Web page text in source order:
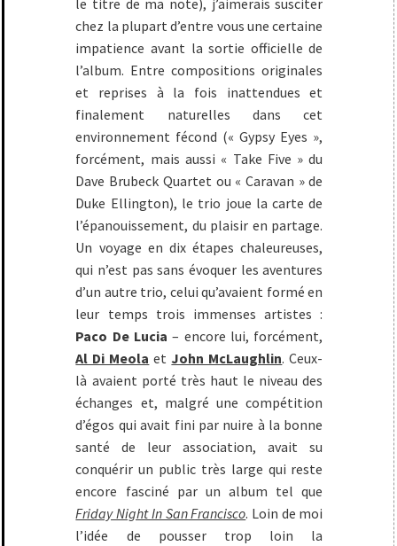
le titre de ma note), j’aimerais susciter
chez la plupart d’entre vous une certaine
impatience avant la sortie officielle de
l’album. Entre compositions originales
et reprises à la fois inattendues et
finalement naturelles dans cet
environnement fécond (« Gypsy Eyes »,
forcément, mais aussi « Take Five » du
Dave Brubeck Quartet ou « Caravan » de
Duke Ellington), le trio joue la carte de
l’épanouissement, du plaisir en partage.
Un voyage en dix étapes chaleureuses,
qui n’est pas sans évoquer les aventures
d’un autre trio, celui qu’avaient formé en
leur temps trois immenses artistes :
Paco De Lucia – encore lui, forcément,
Al Di Meola etJohn McLaughlin. Ceux-
là avaient porté très haut le niveau des
échanges et, malgré une compétition
d’égos qui avait fini par nuire à la bonne
santé de leur association, avait su
conquérir un public très large qui reste
encore fasciné par un album tel que
Friday Night In San Francisco. Loin de moi
l’idée de pousser trop loin la